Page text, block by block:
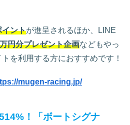
イントが進呈されるほか、LINE
円分プレゼント企画などもやっ
を利用する方におすすめです！
mugen-racing.jp/
！「ボートシグナ